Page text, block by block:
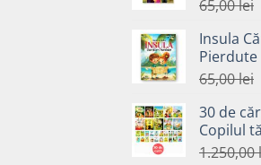
65,00lei
Insula
Pierdute
65,00lei
30 de
Copilul
1.250,00